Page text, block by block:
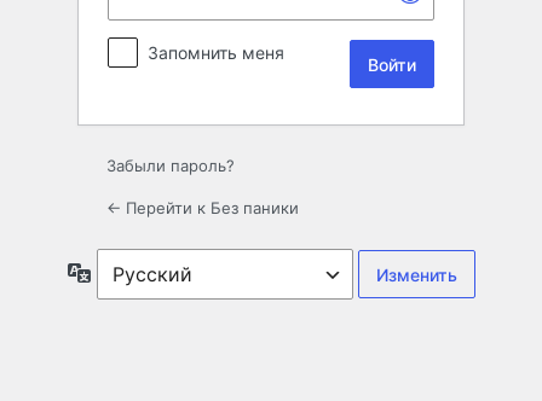
Запомнить меня
Забыли пароль?
← Перейти к Без паники
Язык